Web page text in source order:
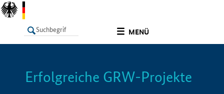
MENÜ
LISTE Info
Erfolgreiche GRW-Projekte